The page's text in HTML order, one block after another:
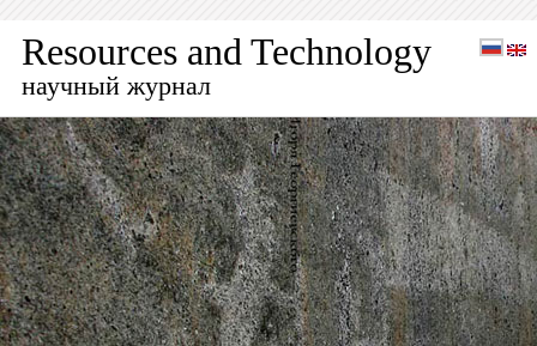
Resources and Technology
научный журнал